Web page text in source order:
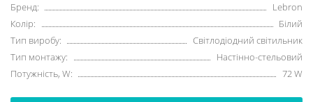
Бренд:
Lebron
Колір:
Білий
Тип виробу:
Світлодіодний світильник
Тип монтажу:
Настінно-стельовий
Потужність, W:
72 W